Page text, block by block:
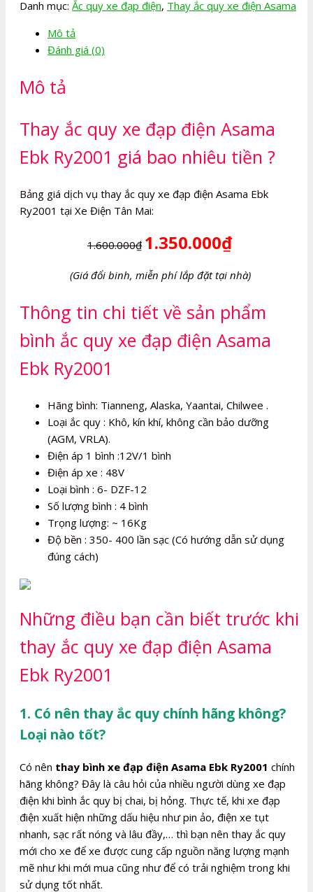
đạp
điện
Ebk
số
lượng
Danh mục: Ắc quy xe đạp điện, Thay ắc quy xe điện Asama
Mô tả
Đánh giá (0)
Mô tả
Thay ắc quy xe đạp điện Asama
Ebk Ry2001 giá bao nhiêu tiền ?
Bảng giá dịch vụ thay ắc quy xe đạp điện Asama Ebk
Ry2001 tại Xe Điện Tân Mai:
1.600.000₫ 1.350.000₫
(Giá đổi binh, miễn phí lắp đặt tại nhà)
Thông tin chi tiết về sản phẩm
bình ắc quy xe đạp điện Asama
Ebk Ry2001
Hãng bình: Tianneng, Alaska, Yaantai, Chilwee .
Loại ắc quy : Khô, kín khí, không cần bảo dưỡng
(AGM, VRLA).
Điện áp 1 bình :12V/1 bình
Điện áp xe : 48V
Loại bình : 6- DZF-12
Số lượng bình : 4 bình
Trọng lượng: ~ 16Kg
Độ bền : 350- 400 lần sạc (Có hướng dẫn sử dụng
đúng cách)
Những điều bạn cần biết trước khi
thay ắc quy xe đạp điện Asama
Ebk Ry2001
1. Có nên thay ắc quy chính hãng không?
Loại nào tốt?
Có nên thay bình xe đạp điện Asama Ebk Ry2001 chính
hãng không? Đây là câu hỏi của nhiều người dùng xe đạp
điện khi bình ắc quy bị chai, bị hỏng. Thực tế, khi xe đạp
điện xuất hiện những dấu hiệu như pin ảo, điện xe tụt
nhanh, sạc rất nóng và lâu đầy,… thì bạn nên thay ắc quy
mới cho xe để xe được cung cấp nguồn năng lượng mạnh
mẽ như khi mới mua cũng như để có trải nghiệm trong khi
sử dụng tốt nhất.